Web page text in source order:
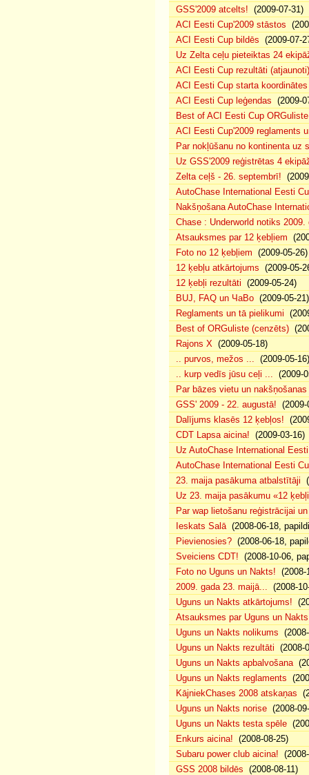
GSS'2009 atcelts! (2009-07-31)
ACI Eesti Cup'2009 stāstos
ACI Eesti Cup bildēs (2009-07-
Uz Zelta ceļu pieteiktas 24
ACI Eesti Cup rezultāti (atjaunoti)
ACI Eesti Cup starta koordinātes
ACI Eesti Cup leģendas (2009-
Best of ACI Eesti Cup
ACI Eesti Cup'2009 reglaments
Par nokļūšanu no kontinenta uz
Uz GSS'2009 reģistrētas 4
Zelta ceļš - 26. septembrī!
AutoChase International Eesti
Nakšņošana AutoChase
Chase : Underworld notiks 2009.
Atsauksmes par 12 ķebļiem
Foto no 12 ķebļiem (2009-05-26)
12 ķebļu atkārtojums (2009-05-
12 ķebļi rezultāti (2009-05-24)
BUJ, FAQ un ЧаВо (2009-05-21)
Reglaments un tā pielikumi
Best of ORGuliste (cenzēts)
Rajons X (2009-05-18)
.. purvos, mežos ... (2009-05-16)
.. kurp vedīs jūsu ceļi ... (2009-
Par bāzes vietu un
GSS' 2009 - 22. augustā! (2009-
Dalījums klasēs 12 ķebļos!
CDT Lapsa aicina! (2009-03-16)
Uz AutoChase International
AutoChase International Eesti
23. maija pasākuma atbalstītāji
Uz 23. maija pasākumu «12
Par wap lietošanu reģistrācijai
Ieskats Salā(2008-06-18,
Pievienosies? (2008-06-18,
Sveiciens CDT! (2008-10-06,
Foto no Uguns un Nakts! (2008-
2009. gada 23. maijā... (2008-
Uguns un Nakts atkārtojums!
Atsauksmes par Uguns un Nakts
Uguns un Nakts nolikums
Uguns un Nakts rezultāti (2008-
Uguns un Nakts apbalvošana
Uguns un Nakts reglaments
KājniekChases 2008 atskaņas
Uguns un Nakts norise (2008-
Uguns un Nakts testa spēle
Enkurs aicina! (2008-08-25)
Subaru power club aicina!
GSS 2008 bildēs (2008-08-11)